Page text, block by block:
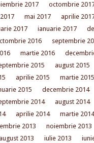
2017
octombrie
mai 2017
aprilie
2017 ianuarie 2017
2016
septembrie
martie 2016
2015 august 2015
aprilie 2015
martie 2015
2015
decembrie 2014
2014 august 2014
aprilie 2014
martie 2014
2013
noiembrie 2013
august 2013 iulie 2013